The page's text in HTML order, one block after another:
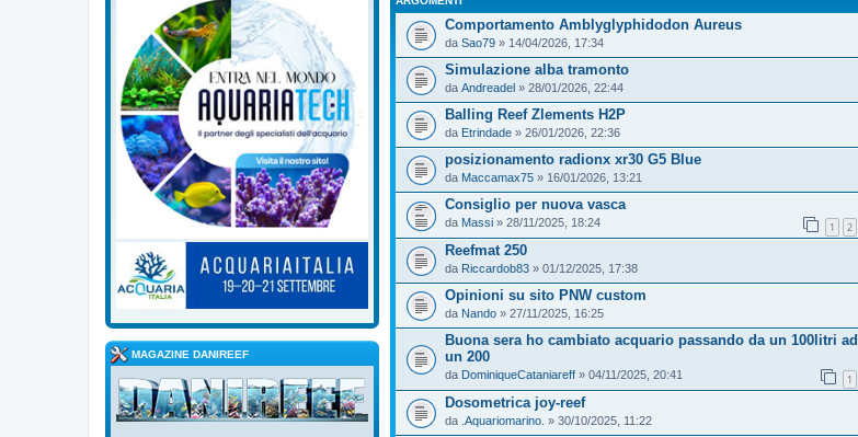
Comportamento Amblyglyphidodon Aureus
da Sao79 » 14/04/2026, 17:34
Simulazione alba tramonto
da Andreadel » 28/01/2026, 22:44
Balling Reef Zlements H2P
da Etrindade » 26/01/2026, 22:36
posizionamento radionx xr30 G5 Blue
da Maccamax75 » 16/01/2026, 13:21
Consiglio per nuova vasca
da Massi » 28/11/2025, 18:24 1 2
Reefmat 250
da Riccardob83 » 01/12/2025, 17:38
Opinioni su sito PNW custom
da Nando » 27/11/2025, 16:25
Buona sera ho cambiato acquario passando da un 100litri ad
un 200
da DominiqueCataniareff » 04/11/2025, 20:41 1
Dosometrica joy-reef
da .Aquariomarino. » 30/10/2025, 11:22
MAGAZINE DANIREEF